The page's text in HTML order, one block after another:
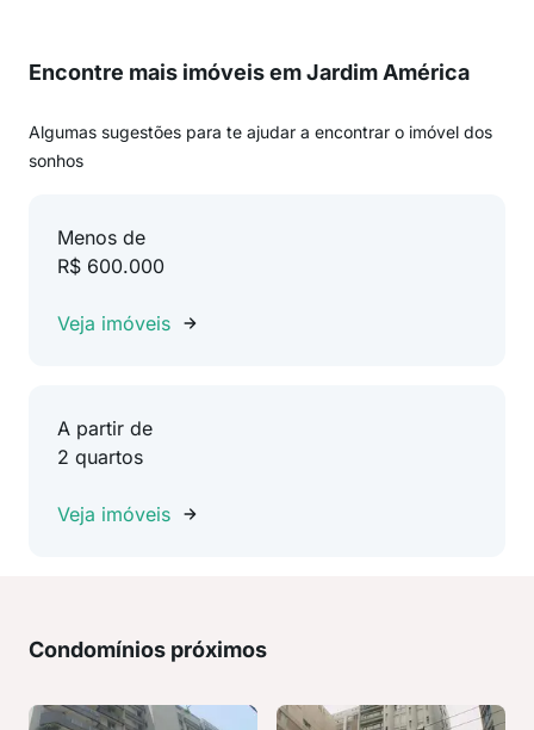
Encontre mais imóveis em Jardim América
Algumas sugestões para te ajudar a encontrar o imóvel dos
sonhos
Menos de
R$ 600.000
Veja imóveis
A partir de
2 quartos
Veja imóveis
Condomínios próximos